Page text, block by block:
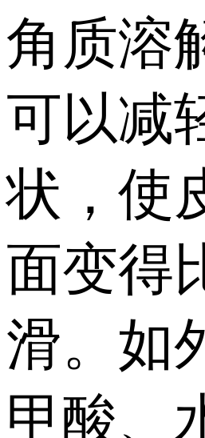
角质溶
可以减
状，使
面变得
滑。如
甲酸、